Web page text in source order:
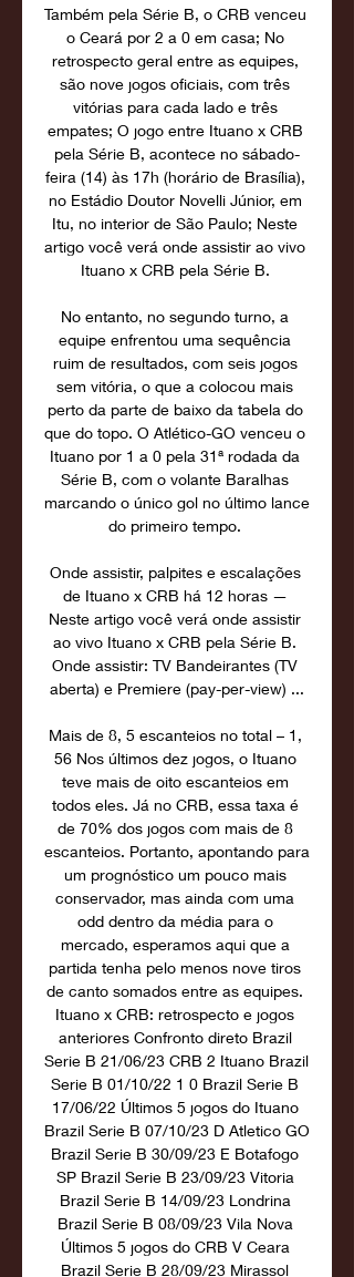
Também pela Série B, o CRB venceu
o Ceará por 2 a 0 em casa; No
retrospecto geral entre as equipes,
são nove jogos oficiais, com três
vitórias para cada lado e três
empates; O jogo entre Ituano x CRB
pela Série B, acontece no sábado-
feira (14) às 17h (horário de Brasília),
no Estádio Doutor Novelli Júnior, em
Itu, no interior de São Paulo; Neste
artigo você verá onde assistir ao vivo
Ituano x CRB pela Série B.
No entanto, no segundo turno, a
equipe enfrentou uma sequência
ruim de resultados, com seis jogos
sem vitória, o que a colocou mais
perto da parte de baixo da tabela do
que do topo. O Atlético-GO venceu o
Ituano por 1 a 0 pela 31ª rodada da
Série B, com o volante Baralhas
marcando o único gol no último lance
do primeiro tempo.
Onde assistir, palpites e escalações
de Ituano x CRB há 12 horas —
Neste artigo você verá onde assistir
ao vivo Ituano x CRB pela Série B.
Onde assistir: TV Bandeirantes (TV
aberta) e Premiere (pay-per-view) ...
Mais de 8, 5 escanteios no total – 1,
56 Nos últimos dez jogos, o Ituano
teve mais de oito escanteios em
todos eles. Já no CRB, essa taxa é
de 70% dos jogos com mais de 8
escanteios. Portanto, apontando para
um prognóstico um pouco mais
conservador, mas ainda com uma
odd dentro da média para o
mercado, esperamos aqui que a
partida tenha pelo menos nove tiros
de canto somados entre as equipes.
Ituano x CRB: retrospecto e jogos
anteriores Confronto direto Brazil
Serie B 21/06/23 CRB 2 Ituano Brazil
Serie B 01/10/22 1 0 Brazil Serie B
17/06/22 Últimos 5 jogos do Ituano
Brazil Serie B 07/10/23 D Atletico GO
Brazil Serie B 30/09/23 E Botafogo
SP Brazil Serie B 23/09/23 Vitoria
Brazil Serie B 14/09/23 Londrina
Brazil Serie B 08/09/23 Vila Nova
Últimos 5 jogos do CRB V Ceara
Brazil Serie B 28/09/23 Mirassol